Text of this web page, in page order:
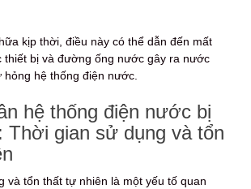
kịp thời, điều này có thể dẫn đến mất
thiết bị và đường ống nước gây ra nước
hỏng hệ thống điện nước.
hệ thống điện nước bị
Thời gian sử dụng và tổn
và tổn thất tự nhiên là một yếu tố quan